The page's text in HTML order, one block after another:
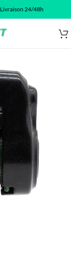
Livraison 24/48h